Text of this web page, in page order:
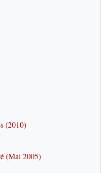
(2010)
(Mai 2005)